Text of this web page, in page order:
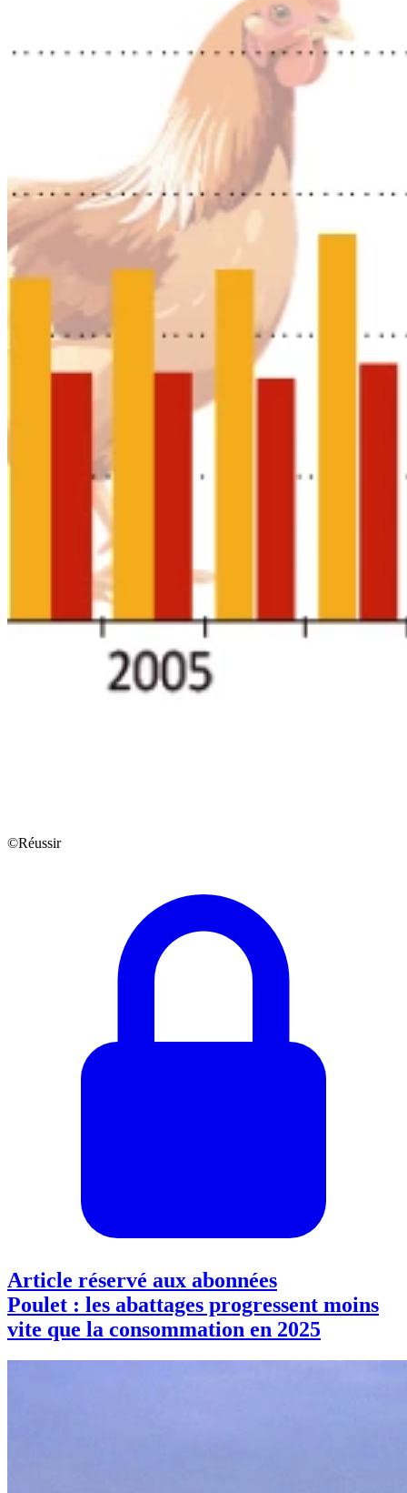
©Réussir
Article réservé aux abonnées
Poulet : les abattages progressent moins
vite que la consommation en 2025